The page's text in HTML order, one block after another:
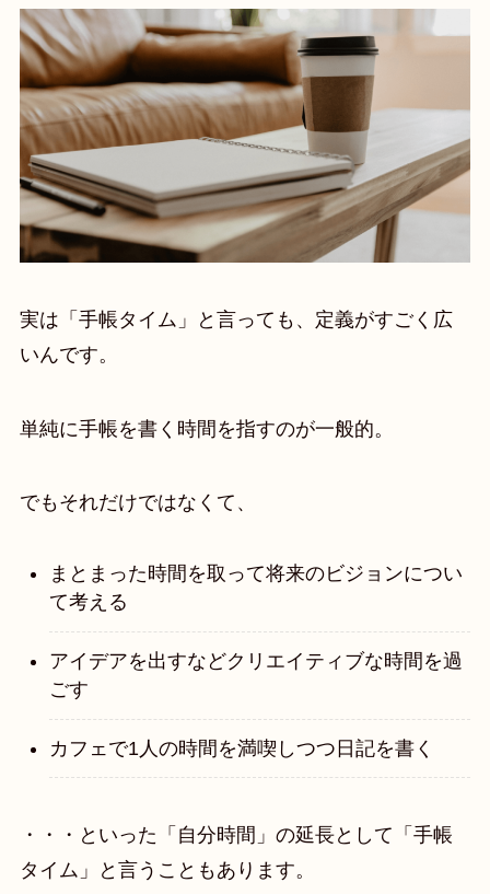
実は「手帳タイム」と言っても、定義がすごく広
いんです。
単純に手帳を書く時間を指すのが一般的。
でもそれだけではなくて、
まとまった時間を取って将来のビジョンについ
て考える
アイデアを出すなどクリエイティブな時間を過
ごす
カフェで1人の時間を満喫しつつ日記を書く
・・・といった「自分時間」の延長として「手帳
タイム」と言うこともあります。